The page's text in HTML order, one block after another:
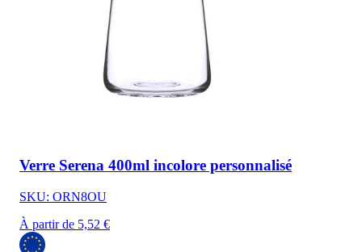
Verre Serena 400ml incolore personnalisé
SKU: ORN8OU
À partir de 5,52 €